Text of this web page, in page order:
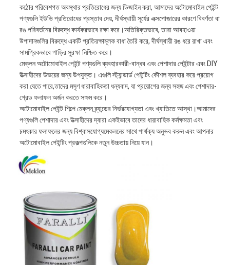
কঠোর পরিবেশগত অবস্থার প্রতিরোধের জন্য ডিজাইন করা, আমাদের অটোমোবাইল পেইন্ট
পণ্যগুলি ইউভি প্রতিরোধের প্রস্তাব দেয়, দীর্ঘস্থায়ী সূর্যের এক্সপোজারের কারণে বিবর্ণতা বা
রঙ পরিবর্তনের বিরুদ্ধে কার্যকরভাবে রক্ষা করে।অতিরিক্তভাবে, তারা আবহাওয়া
উপাদানগুলির বিরুদ্ধে একটি প্রতিরক্ষামূলক বাধা তৈরি করে, দীর্ঘস্থায়ী রঙ ধরে রাখা এবং
সামগ্রিকভাবে গাড়ির সুরক্ষা নিশ্চিত করে।
মেক্লন অটোমোবাইল পেইন্ট পণ্যগুলি ব্যবহারকারী-বান্ধব এবং পেশাদার পেইন্টার এবং DIY
উত্সাহীদের উভয়ের জন্য উপযুক্ত। এগুলি স্ট্যান্ডার্ড পেইন্টিং কৌশল ব্যবহার করে প্রয়োগ
করা যেতে পারে,তাদের মসৃণ ধারাবাহিকতা ধন্যবাদ, যা প্রয়োগের জন্য সহজ এবং পেশাদার-
গ্রেড ফলাফল অর্জন করতে সক্ষম করে।
অটোমোবাইল পেইন্ট শিল্পে মেক্লন ব্র্যান্ডের নির্ভরযোগ্যতা এবং খ্যাতিতে আস্থা।আমাদের
পণ্যগুলি পেশাদার এবং উত্সাহীদের দ্বারা একইভাবে তাদের ধারাবাহিক কর্মক্ষমতা এবং
চমৎকার ফলাফলের জন্য বিশ্বাসযোগ্যমেকলনের সাথে পার্থক্য অনুভব করুন এবং আপনার
অটোমোবাইল পেইন্টিং প্রকল্পগুলিকে নতুন উচ্চতায় নিয়ে যান।